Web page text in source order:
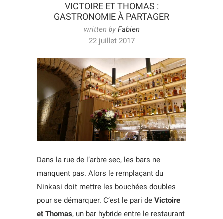
VICTOIRE ET THOMAS :
GASTRONOMIE À PARTAGER
written by Fabien
22 juillet 2017
Dans la rue de l’arbre sec, les bars ne
manquent pas. Alors le remplaçant du
Ninkasi doit mettre les bouchées doubles
pour se démarquer. C’est le pari de Victoire
et Thomas, un bar hybride entre le restaurant